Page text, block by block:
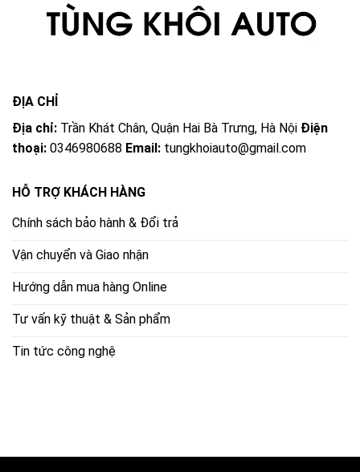
ĐỊA CHỈ
Địa chỉ: Trần Khát Chân, Quận Hai Bà Trưng, Hà Nội Điện
thoại: 0346980688 Email: tungkhoiauto@gmail.com
HỖ TRỢ KHÁCH HÀNG
Chính sách bảo hành & Đổi trả
Vận chuyển và Giao nhận
Hướng dẫn mua hàng Online
Tư vấn kỹ thuật & Sản phẩm
Tin tức công nghệ